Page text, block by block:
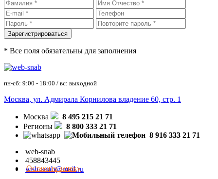
* Все поля обязательны для заполнения
пн-сб: 9:00 - 18:00 / вс: выходной
Москва, ул. Адмирала Корнилова владение 60, стр. 1
Москва
8 495 215 21 71
Регионы
8 800 333 21 71
8 916 333 21 71
web-snab
458843445
web-snab@mail.ru
Оставить заявку